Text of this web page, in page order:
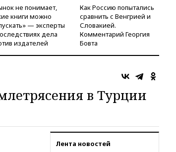
не понимает,
книги можно
— эксперты
дела
издателей
Как Россию попытались
сравнить с Венгрией и
Словакией.
Комментарий Георгия
Бовта
в Турции
Лента новостей